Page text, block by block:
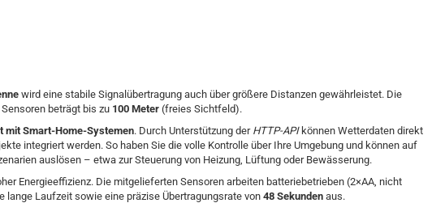
wird eine stabile Signalübertragung auch über größere Distanzen gewährleistet. Die
beträgt bis zu 100 Meter (freies Sichtfeld).
mit Smart-Home-Systemen. Durch Unterstützung der HTTP-APIkönnen Wetterdaten direkt
integriert werden. So haben Sie die volle Kontrolle über Ihre Umgebung und können auf
auslösen – etwa zur Steuerung von Heizung, Lüftung oder Bewässerung.
Energieeffizienz. Die mitgelieferten Sensoren arbeiten batteriebetrieben (2×AA, nicht
lange Laufzeit sowie eine präzise Übertragungsrate von 48 Sekunden aus.